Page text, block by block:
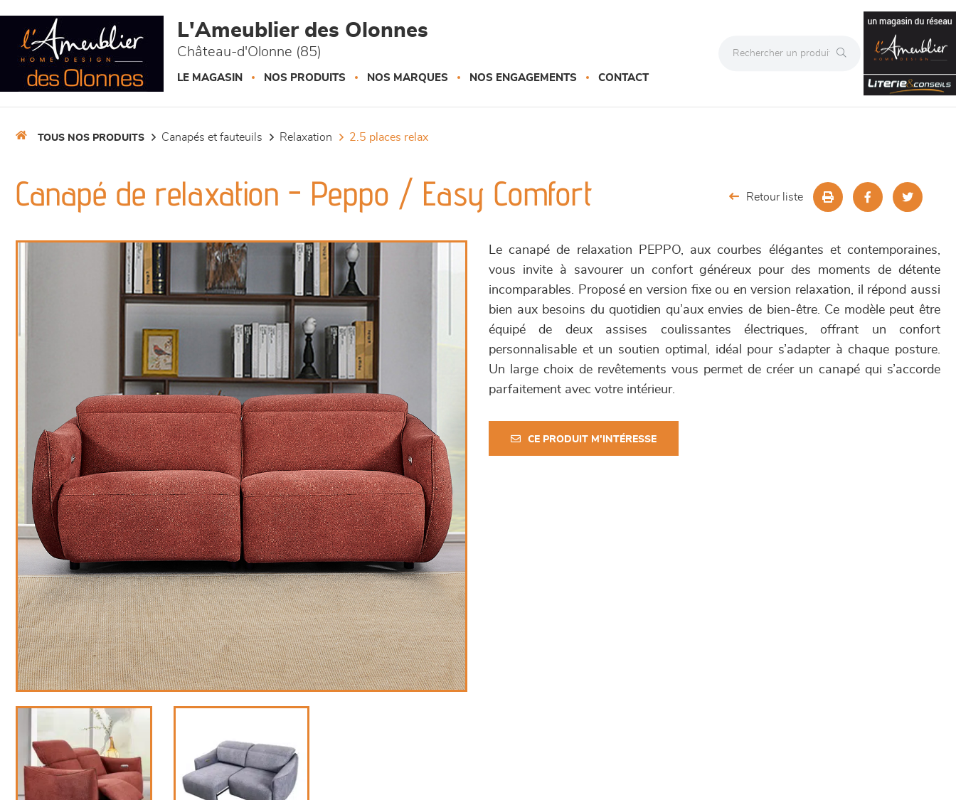
L'Ameublier des Olonnes
Château-d'Olonne (85)
LE MAGASIN NOS PRODUITS NOS MARQUES NOS ENGAGEMENTS CONTACT
TOUS NOS PRODUITS canapés et fauteuils relaxation 2.5 places relax
Canapé de relaxation - Peppo / Easy Comfort Retour liste
Le canapé de relaxation PEPPO, aux courbes élégantes et contemporaines,
vous invite à savourer un confort généreux pour des moments de détente
incomparables. Proposé en version fixe ou en version relaxation, il répond aussi
bien aux besoins du quotidien qu’aux envies de bien-être. Ce modèle peut être
équipé de deux assises coulissantes électriques, offrant un confort
personnalisable et un soutien optimal, idéal pour s’adapter à chaque posture.
Un large choix de revêtements vous permet de créer un canapé qui s’accorde
parfaitement avec votre intérieur.
CE PRODUIT M'INTÉRESSE